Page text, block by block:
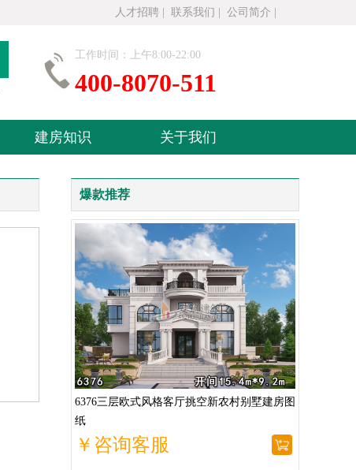
人才招聘 联系我们 公司简介
工作时间：上午8:00-22:00
400-8070-511
建房知识 关于我们
爆款推荐
6376三层欧式风格客厅挑空新农村别墅建房图
纸
￥咨询客服